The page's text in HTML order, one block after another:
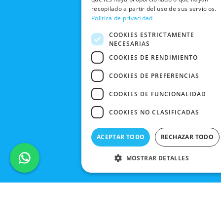
BLACK
FRIDAY
recopilado a partir del uso de sus servicios.
Política de privacidad
COOKIES ESTRICTAMENTE
NECESARIAS
COOKIES DE RENDIMIENTO
COOKIES DE PREFERENCIAS
COOKIES DE FUNCIONALIDAD
COOKIES NO CLASIFICADAS
ACEPTAR TODO RECHAZAR TODO
MOSTRAR DETALLES